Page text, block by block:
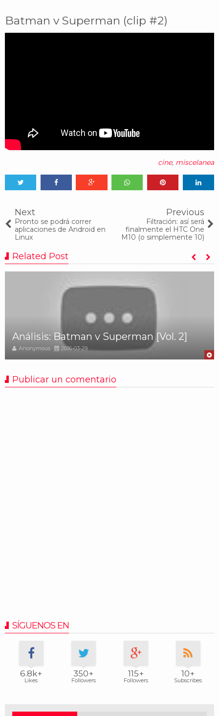
Batman v Superman (clip #2)
cine, miscelanea
Next
Pronto se podrá correr
aplicaciones de Android en
Linux
Previous
Filtración: así será
finalmente el HTC One
M10 (o simplemente 10)
Related Post
Análisis: Batman v Superman [Vol. 2]
Anonymous 2016-03-29
Publicar un comentario
SÍGUENOS EN
6.8k+
Likes
350+
Followers
115+
Followers
10+
Subscribes